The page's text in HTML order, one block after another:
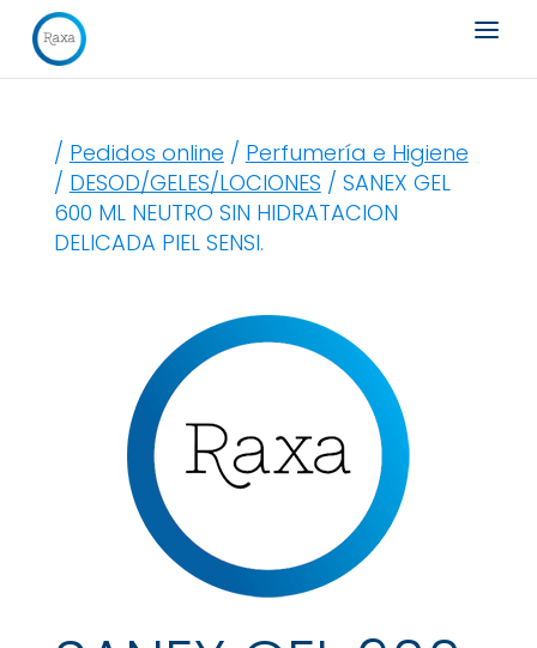
Búsqueda
de
productos
/ Pedidos online / Perfumería e Higiene
/ DESOD/GELES/LOCIONES / SANEX GEL
600 ML NEUTRO SIN HIDRATACION
DELICADA PIEL SENSI.